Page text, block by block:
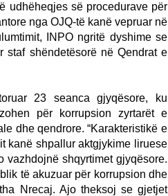
udhëheqjes së procedurave për
nga OJQ-të kanë vepruar në
INPO ngritë dyshime se
staf shëndetësorë në Qendrat e
23 seanca gjyqësore, ku
për korrupsion zyrtarët e
dhe qendrore. “Karakteristikë e
kanë shpallur aktgjykime liruese
vazhdojnë shqyrtimet gjyqësore.
të akuzuar për korrupsion dhe
Nrecaj. Ajo theksoj se gjetjet